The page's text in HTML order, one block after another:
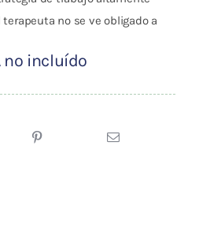
no se ve obligado a
no incluído